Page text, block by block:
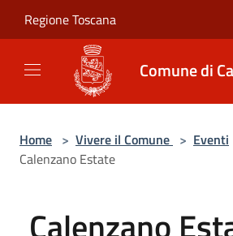
Regione Toscana
Comune di
Home > Vivere il Comune > Eventi
Calenzano Estate